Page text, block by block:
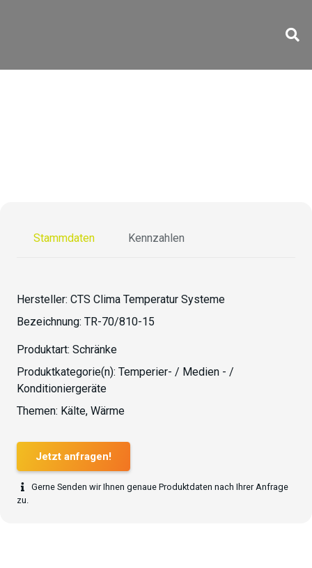
Stammdaten Kennzahlen
Hersteller: CTS Clima Temperatur Systeme
Bezeichnung: TR-70/810-15
Produktart: Schränke
Produktkategorie(n): Temperier- / Medien - /
Konditioniergeräte
Themen: Kälte, Wärme
Jetzt anfragen!
Gerne Senden wir Ihnen genaue Produktdaten nach Ihrer Anfrage
zu.